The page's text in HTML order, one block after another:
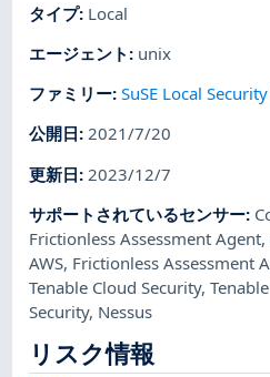
タイプ: Local
エージェント : unix
ファミリー:SuSE Local
公開日:2021/7/20
更新日: 2023/12/7
サポートされているセンサー:
Frictionless Assessment Agent,
AWS, Frictionless Assessment
Tenable Cloud Security,
Security, Nessus
リスク情報